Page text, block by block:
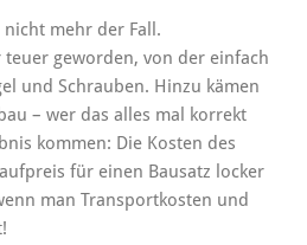
mehr der Fall.
geworden, von der einfach
und Schrauben. Hinzu kämen
– wer das alles mal korrekt
kommen: Die Kosten des
für einen Bausatz locker
man Transportkosten und